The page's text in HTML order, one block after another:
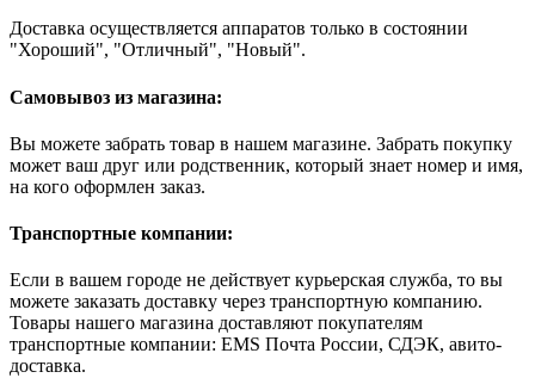
Доставка осуществляется аппаратов только в состоянии
"Хороший", "Отличный", "Новый".
Самовывоз из магазина:
Вы можете забрать товар в нашем магазине. Забрать покупку
может ваш друг или родственник, который знает номер и имя,
на кого оформлен заказ.
Транспортные компании:
Если в вашем городе не действует курьерская служба, то вы
можете заказать доставку через транспортную компанию.
Товары нашего магазина доставляют покупателям
транспортные компании: EMS Почта России, СДЭК, авито-
доставка.